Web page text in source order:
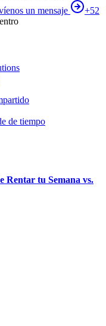
un mensaje
+52
de tiempo
Rentar tu Semana vs.